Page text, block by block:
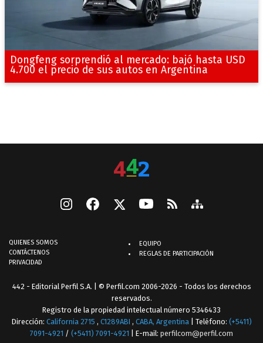
Dongfeng sorprendió al mercado: bajó hasta USD
4.700 el precio de sus autos en Argentina
QUIENES SOMOS
CONTÁCTENOS
PRIVACIDAD
EQUIPO
REGLAS DE PARTICIPACIÓN
442 - Editorial Perfil S.A. | © Perfil.com 2006-2026 - Todos los derechos
reservados.
Registro de la propiedad intelectual número 5346433
Dirección: California 2715 , C1289ABI , CABA, Argentina | Teléfono: (+5411)
7091-4921 / (+5411) 7091-4921 | E-mail: perfilcom@perfil.com